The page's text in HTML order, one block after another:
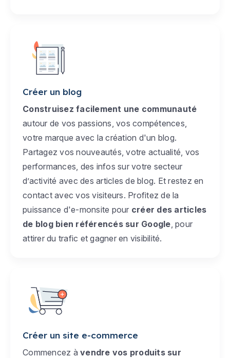
Créer un blog
Construisez facilement une communauté
autour de vos passions, vos compétences,
votre marque avec la création d'un blog.
Partagez vos nouveautés, votre actualité, vos
performances, des infos sur votre secteur
d’activité avec des articles de blog. Et restez en
contact avec vos visiteurs. Profitez de la
puissance d'e-monsite pour créer des articles
de blog bien référencés sur Google , pour
attirer du trafic et gagner en visibilité.
Créer un site e-commerce
Commencez à vendre vos produits sur